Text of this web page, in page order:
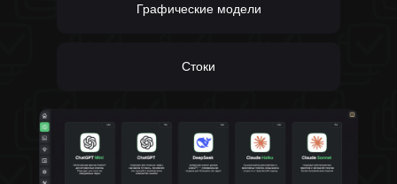
Графические модели
Стоки